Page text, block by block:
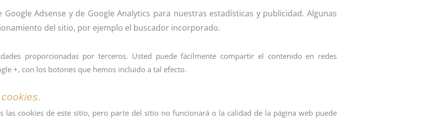
Google Adsense y de Google Analytics para nuestras estadísticas y publicidad. Algunas
del sitio, por ejemplo el buscador incorporado.
proporcionadas por terceros. Usted puede fácilmente compartir el contenido en redes
+, con los botones que hemos incluido a tal efecto.
las cookies de este sitio, pero parte del sitio no funcionará o la calidad de la página web puede